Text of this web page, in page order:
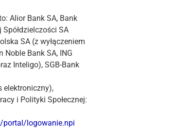
Alior Bank SA, Bank
SA
SA (z wyłączeniem
Bank SA, ING
Inteligo), SGB-Bank
elektroniczny),
i Polityki Społecznej:
logowanie.npi